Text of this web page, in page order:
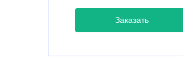
Заказать